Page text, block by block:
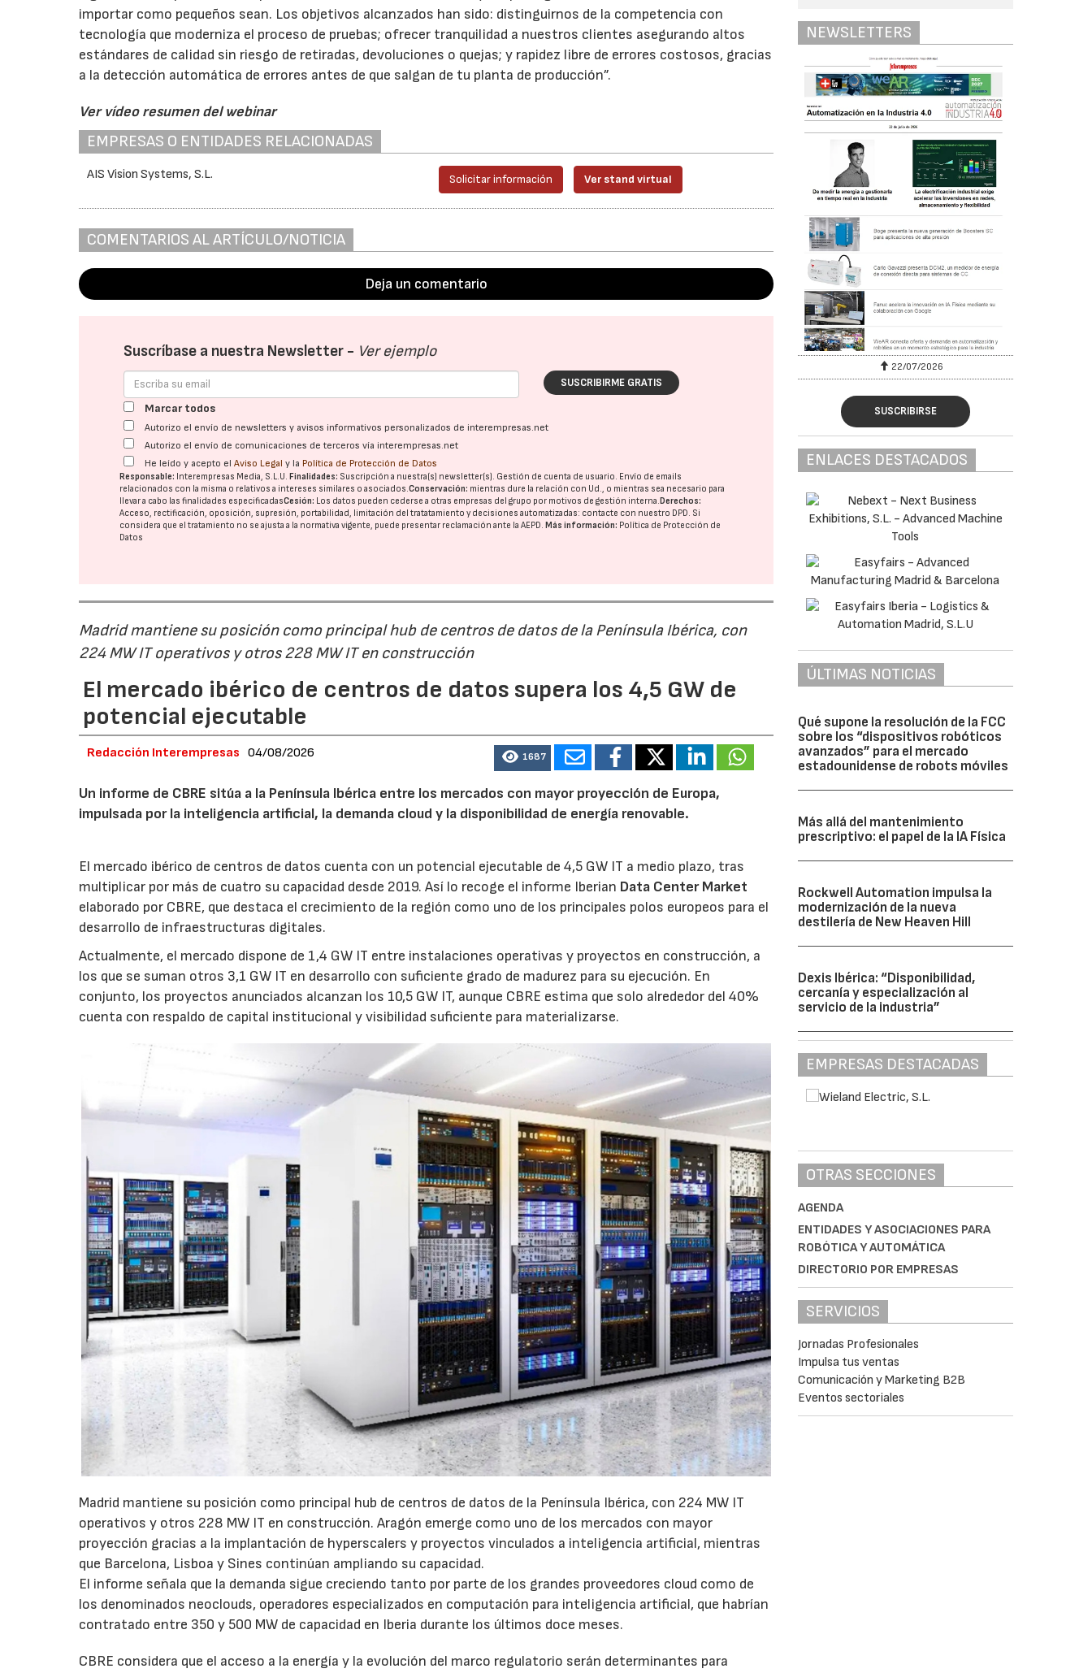
importar como pequeños sean. Los objetivos alcanzados han sido: distinguirnos de la competencia con
tecnología que moderniza el proceso de pruebas; ofrecer tranquilidad a nuestros clientes asegurando altos
estándares de calidad sin riesgo de retiradas, devoluciones o quejas; y rapidez libre de errores costosos, gracias
a la detección automática de errores antes de que salgan de tu planta de producción”.
Ver vídeo resumen del webinar
EMPRESAS O ENTIDADES RELACIONADAS
AIS Vision Systems, S.L. Solicitar información Ver stand virtual
COMENTARIOS AL ARTÍCULO/NOTICIA
Deja un comentario
Suscríbase a nuestra Newsletter - Ver ejemplo
SUSCRIBIRME GRATIS
Marcar todos
Autorizo el envío de newsletters y avisos informativos personalizados de interempresas.net
Autorizo el envío de comunicaciones de terceros vía interempresas.net
He leído y acepto elAviso Legal y la Política de Protección de Datos
Responsable: Interempresas Media, S.L.U.Finalidades: Suscripción a nuestra(s) newsletter(s). Gestión de cuenta de usuario. Envío de emails
relacionados con la misma o relativos a intereses similares o asociados.Conservación: mientras dure la relación con Ud., o mientras sea necesario para
llevar a cabo las finalidades especificadasCesión: Los datos pueden cederse a otras empresas del grupo por motivos de gestión interna.Derechos:
Acceso, rectificación, oposición, supresión, portabilidad, limitación del tratatamiento y decisiones automatizadas: contacte con nuestro DPD. Si
considera que el tratamiento no se ajusta a la normativa vigente, puede presentar reclamación ante laAEPD.Más información: Política de Protección de
Datos
Madrid mantiene su posición como principal hub de centros de datos de la Península Ibérica, con
224 MW IT operativos y otros 228 MW IT en construcción
El mercado ibérico de centros de datos supera los 4,5 GW de
potencial ejecutable
Redacción Interempresas 04/08/2026 1687
Un informe de CBRE sitúa a la Península Ibérica entre los mercados con mayor proyección de Europa,
impulsada por la inteligencia artificial, la demanda cloud y la disponibilidad de energía renovable.
El mercado ibérico de centros de datos cuenta con un potencial ejecutable de 4,5 GW IT a medio plazo, tras
multiplicar por más de cuatro su capacidad desde 2019. Así lo recoge el informe Iberian Data Center Market
elaborado por CBRE, que destaca el crecimiento de la región como uno de los principales polos europeos para el
desarrollo de infraestructuras digitales.
Actualmente, el mercado dispone de 1,4 GW IT entre instalaciones operativas y proyectos en construcción, a
los que se suman otros 3,1 GW IT en desarrollo con suficiente grado de madurez para su ejecución. En
conjunto, los proyectos anunciados alcanzan los 10,5 GW IT, aunque CBRE estima que solo alrededor del 40%
cuenta con respaldo de capital institucional y visibilidad suficiente para materializarse.
Madrid mantiene su posición como principal hub de centros de datos de la Península Ibérica, con 224 MW IT
operativos y otros 228 MW IT en construcción. Aragón emerge como uno de los mercados con mayor
proyección gracias a la implantación de hyperscalers y proyectos vinculados a inteligencia artificial, mientras
que Barcelona, Lisboa y Sines continúan ampliando su capacidad.
El informe señala que la demanda sigue creciendo tanto por parte de los grandes proveedores cloud como de
los denominados neoclouds, operadores especializados en computación para inteligencia artificial, que habrían
contratado entre 350 y 500 MW de capacidad en Iberia durante los últimos doce meses.
CBRE considera que el acceso a la energía y la evolución del marco regulatorio serán determinantes para
NEWSLETTERS
22/07/2026
SUSCRIBIRSE
ENLACES DESTACADOS
ÚLTIMAS NOTICIAS
Qué supone la resolución de la FCC
sobre los “dispositivos robóticos
avanzados” para el mercado
estadounidense de robots móviles
Más allá del mantenimiento
prescriptivo: el papel de la IA Física
Rockwell Automation impulsa la
modernización de la nueva
destilería de New Heaven Hill
Dexis Ibérica: “Disponibilidad,
cercanía y especialización al
servicio de la industria”
EMPRESAS DESTACADAS
OTRAS SECCIONES
AGENDA
ENTIDADES Y ASOCIACIONES PARA
ROBÓTICA Y AUTOMÁTICA
DIRECTORIO POR EMPRESAS
SERVICIOS
Jornadas Profesionales
Impulsa tus ventas
Comunicación y Marketing B2B
Eventos sectoriales